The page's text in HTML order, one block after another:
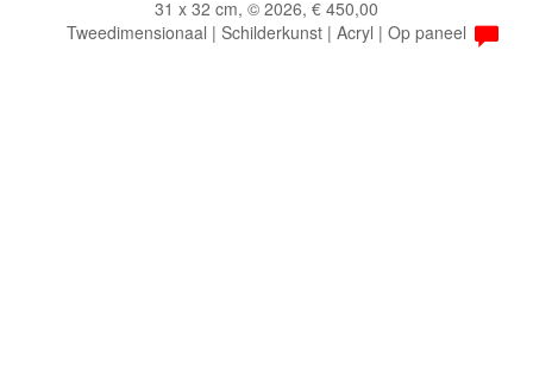
31 x 32 cm, © 2026, € 450,00
Tweedimensionaal | Schilderkunst | Acryl | Op paneel